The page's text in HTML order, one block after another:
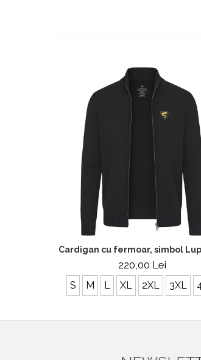
Cardigan cu fermoar, simbol
220,00 Lei
S M L XL 2XL 3XL